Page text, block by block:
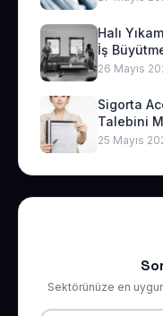
Halı
İş
26 Mayıs
Sigorta
Talebini
25 Mayıs
Sektörünüze en